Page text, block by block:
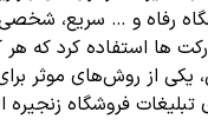
رفاه و … سریع،
ها استفاده کرد که
یکی از روش‌های موثر
تبلیغات فروشگاه زنجیره